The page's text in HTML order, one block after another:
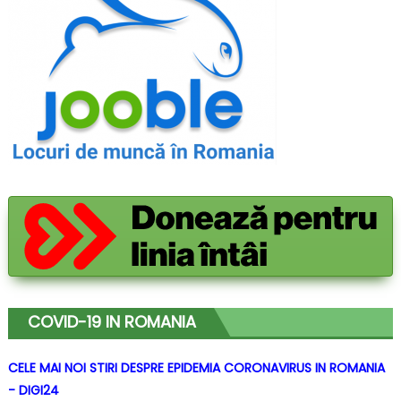
COVID-19 IN ROMANIA
CELE MAI NOI STIRI DESPRE EPIDEMIA CORONAVIRUS IN ROMANIA
- DIGI24